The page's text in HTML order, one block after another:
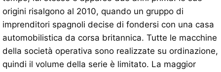
origini risalgono al 2010, quando un gruppo di
imprenditori spagnoli decise di fondersi con una casa
automobilistica da corsa britannica. Tutte le macchine
della società operativa sono realizzate su ordinazione,
quindi il volume della serie è limitato. La maggior